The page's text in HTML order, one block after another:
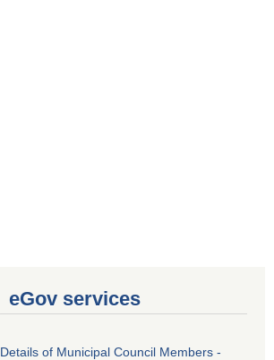
eGov services
Details of Municipal Council Members -